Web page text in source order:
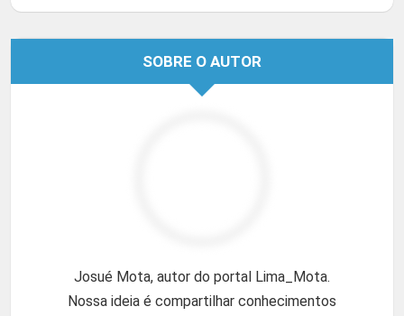
SOBRE O AUTOR
Josué Mota, autor do portal Lima_Mota.
Nossa ideia é compartilhar conhecimentos